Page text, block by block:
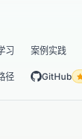
习 案例实践
径 GitHub